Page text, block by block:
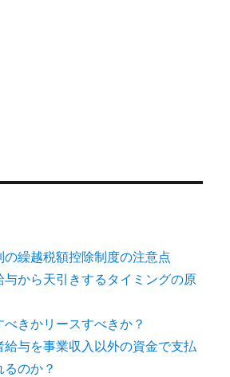
の繰越税額控除制度の注意点
与から天引きするタイミングの原
きかリースすべきか？
給与を事業収入以外の資金で支払
のか？